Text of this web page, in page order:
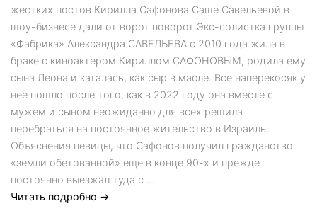
жестких постов Кирилла Сафонова Саше Савельевой в
шоу-бизнесе дали от ворот поворот Экс-солистка группы
«Фабрика» Александра САВЕЛЬЕВА с 2010 года жила в
браке с киноактером Кириллом САФОНОВЫМ, родила ему
сына Леона и каталась, как сыр в масле. Все наперекосяк у
нее пошло после того, как в 2022 году она вместе с
мужем и сыном неожиданно для всех решила
перебраться на постоянное жительство в Израиль.
Объяснения певицы, что Сафонов получил гражданство
«земли обетованной» еще в конце 90-х и прежде
постоянно выезжал туда с ...
Читать подробно →